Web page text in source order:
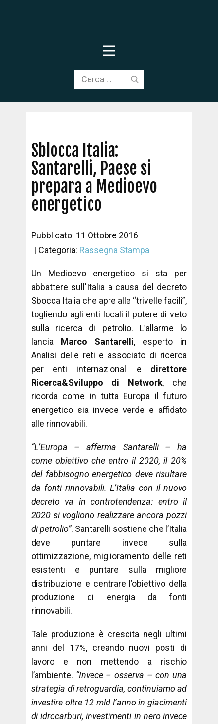
Sblocca Italia:
Santarelli, Paese si
prepara a Medioevo
energetico
Pubblicato: 11 Ottobre 2016
Categoria: Rassegna Stampa
Un Medioevo energetico si sta per
abbattere sull'Italia a causa del decreto
Sbocca Italia che apre alle “trivelle facili”,
togliendo agli enti locali il potere di veto
sulla ricerca di petrolio. L’allarme lo
lancia Marco Santarelli, esperto in
Analisi delle reti e associato di ricerca
per enti internazionali e direttore
Ricerca&Sviluppo di Network, che
ricorda come in tutta Europa il futuro
energetico sia invece verde e affidato
alle rinnovabili.
“L’Europa – afferma Santarelli – ha
come obiettivo che entro il 2020, il 20%
del fabbisogno energetico deve risultare
da fonti rinnovabili. L’Italia con il nuovo
decreto va in controtendenza: entro il
2020 si vogliono realizzare ancora pozzi
di petrolio”. Santarelli sostiene che l’Italia
deve puntare invece sulla
ottimizzazione, miglioramento delle reti
esistenti e puntare sulla migliore
distribuzione e centrare l’obiettivo della
produzione di energia da fonti
rinnovabili.
Tale produzione è crescita negli ultimi
anni del 17%, creando nuovi posti di
lavoro e non mettendo a rischio
l’ambiente. “Invece – osserva – con una
strategia di retroguardia, continuiamo ad
investire oltre 12 mld l’anno in giacimenti
di idrocarburi, investimenti in nero invece